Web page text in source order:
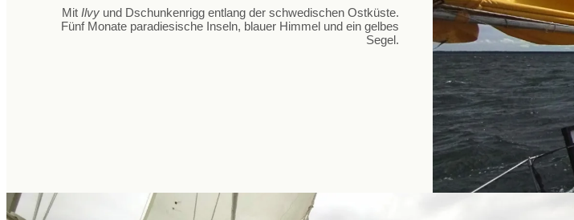
Mit Ilvy und Dschunkenrigg entlang der schwedischen Ostküste.
Fünf Monate paradiesische Inseln, blauer Himmel und ein gelbes
Segel.